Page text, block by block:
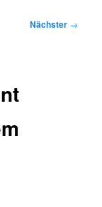
Nächster →